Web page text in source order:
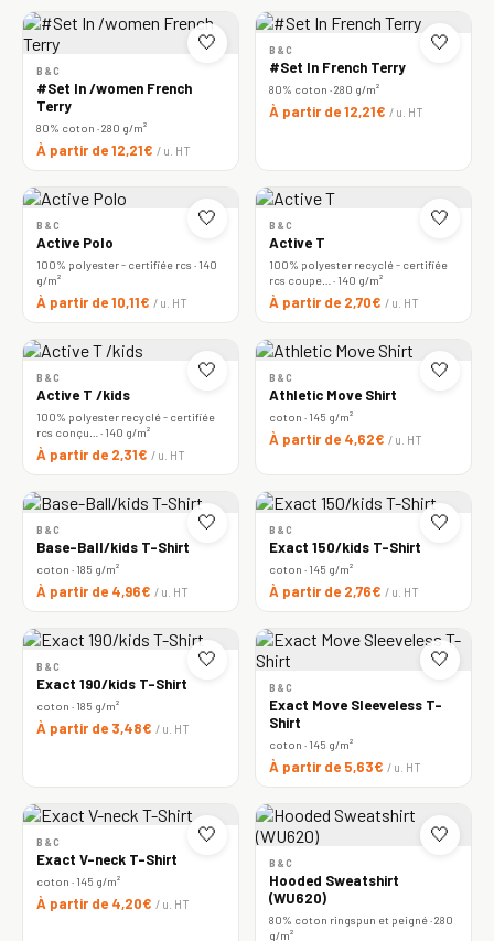
🤍
B&C
#Set In /women French
Terry
80% coton · 280 g/m²
À partir de 12,21€ / u. HT
🤍
B&C
#Set In French Terry
80% coton · 280 g/m²
À partir de 12,21€ / u. HT
🤍
B&C
Active Polo
100% polyester - certifiée rcs · 140
g/m²
À partir de 10,11€ / u. HT
🤍
B&C
Active T
100% polyester recyclé - certifiée
rcs coupe… · 140 g/m²
À partir de 2,70€ / u. HT
🤍
B&C
Active T /kids
100% polyester recyclé - certifiée
rcs conçu… · 140 g/m²
À partir de 2,31€ / u. HT
🤍
B&C
Athletic Move Shirt
coton · 145 g/m²
À partir de 4,62€ / u. HT
🤍
B&C
Base-Ball/kids T-Shirt
coton · 185 g/m²
À partir de 4,96€ / u. HT
🤍
B&C
Exact 150/kids T-Shirt
coton · 145 g/m²
À partir de 2,76€ / u. HT
🤍
B&C
Exact 190/kids T-Shirt
coton · 185 g/m²
À partir de 3,48€ / u. HT
🤍
B&C
Exact Move Sleeveless T-
Shirt
coton · 145 g/m²
À partir de 5,63€ / u. HT
🤍
B&C
Exact V-neck T-Shirt
coton · 145 g/m²
À partir de 4,20€ / u. HT
🤍
B&C
Hooded Sweatshirt
(WU620)
80% coton ringspun et peigné · 280
g/m²